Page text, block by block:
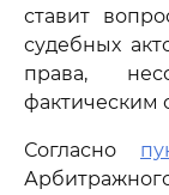
ставит
судебных
права,
фактическим
Согласно